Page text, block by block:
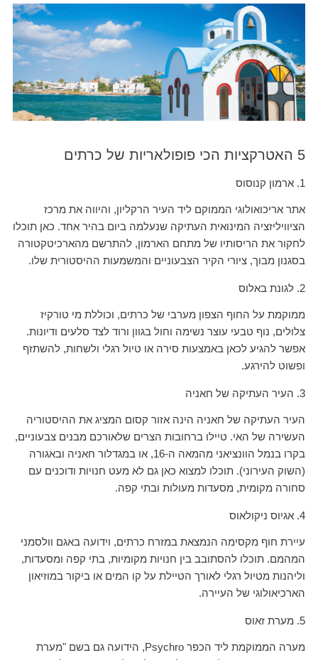
5 האטרקציות הכי פופולאריות של כרתים
1. ארמון קנוסוס
אתר אריכואולוגי הממוקם ליד העיר הרקליון, והיווה את מרכז
הציוויליזציה המינואית העתיקה שנעלמה ביום בהיר אחד. כאן תוכלו
לחקור את הריסותיו של מתחם הארמון, להתרשם מהארכיטקטורה
בסגנון מבוך, ציורי הקיר הצבעוניים והמשמעות ההיסטורית שלו.
2. לגונת באלוס
ממוקמת על החוף הצפון מערבי של כרתים, וכוללת מי טורקיז
צלולים, נוף טבעי עוצר נשימה וחול בגוון ורוד לצד סלעים ודיונות.
אפשר להגיע לכאן באמצעות סירה או טיול רגלי ולשחות, להשתזף
ופשוט להירגע.
3. העיר העתיקה של חאניה
העיר העתיקה של חאניה הינה אזור קסום המציג את ההיסטוריה
העשירה של האי. טיילו ברחובות הצרים שלאורכם מבנים צבעוניים,
בקרו בנמל הוונציאני מהמאה ה-16, או במגדלור חאניה ובאגורה
(השוק העירוני). תוכלו למצוא כאן גם לא מעט חנויות ודוכנים עם
סחורה מקומית, מסעדות מעולות ובתי קפה.
4. אגיוס ניקולאוס
עיירת חוף מקסימה הנמצאת במזרח כרתים, וידועה באגם וולסמני
המהמם. תוכלו להסתובב בין חנויות מקומיות, בתי קפה ומסעדות,
וליהנות מטיול רגלי לאורך הטיילת על קו המים או ביקור במוזיאון
הארכיאולוגי של העיירה.
5. מערת זאוס
מערה הממוקמת ליד הכפר Psychro, הידועה גם בשם "מערת